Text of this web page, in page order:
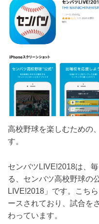
高校野球を楽しむための
す。
センバツLIVE!2018は、
る、センバツ高校野球の
LIVE!2018」です。こち
ースされており、試合を
わっています。